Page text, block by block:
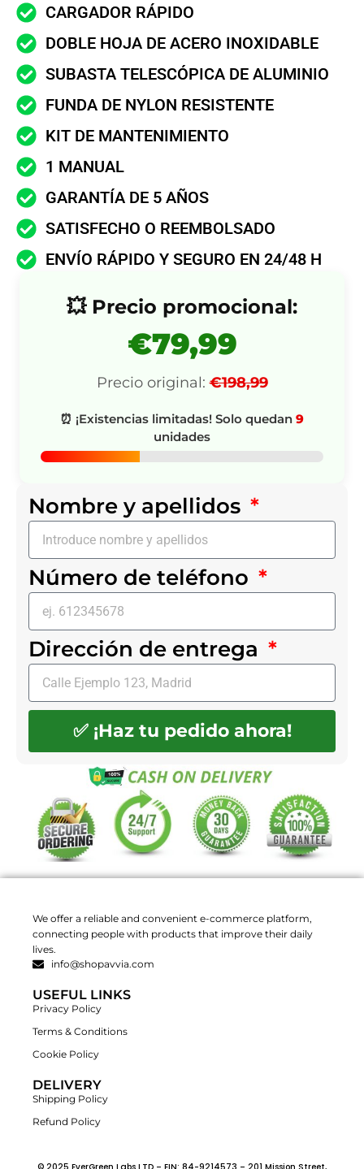
CARGADOR RÁPIDO
DOBLE HOJA DE ACERO INOXIDABLE
SUBASTA TELESCÓPICA DE ALUMINIO
FUNDA DE NYLON RESISTENTE
KIT DE MANTENIMIENTO
1 MANUAL
GARANTÍA DE 5 AÑOS
SATISFECHO O REEMBOLSADO
ENVÍO RÁPIDO Y SEGURO EN 24/48 H
💥 Precio promocional:
€79,99
Precio original: €198,99
⏰ ¡Existencias limitadas! Solo quedan 9
unidades
Nombre y apellidos
Número de teléfono
Dirección de entrega
✅ ¡Haz tu pedido ahora!
We offer a reliable and convenient e-commerce platform,
connecting people with products that improve their daily
lives.
info@shopavvia.com
USEFUL LINKS
Privacy Policy
Terms & Conditions
Cookie Policy
DELIVERY
Shipping Policy
Refund Policy